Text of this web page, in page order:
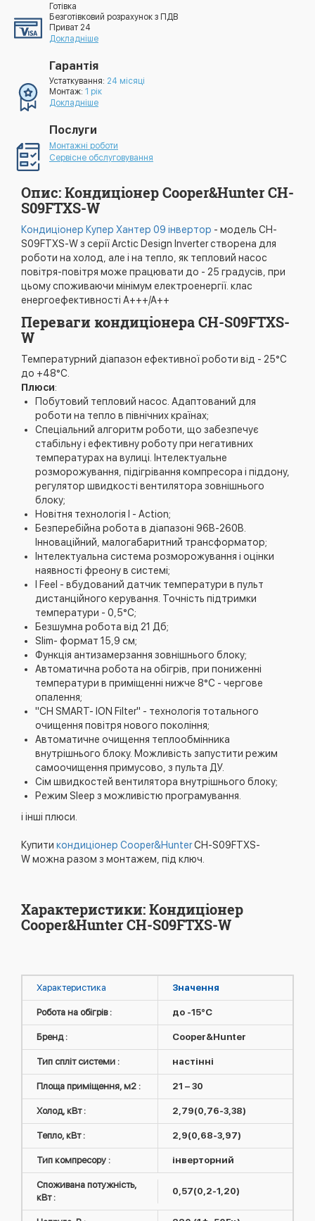
Готівка
Безготівковий розрахунок з ПДВ
Приват 24
Докладніше
Гарантія
Устаткування: 24 місяці
Монтаж: 1 рік
Докладніше
Послуги
Монтажні роботи
Сервісне обслуговування
Опис: Кондиціонер Cooper&Hunter CH-
S09FTXS-W
Кондиціонер Купер Хантер 09 інвертор - модель CH-
S09FTXS-W з серії Arctic Design Inverter створена для
роботи на холод, але і на тепло, як тепловий насос
повітря-повітря може працювати до - 25 градусів, при
цьому споживаючи мінімум електроенергії. клас
енергоефективності А+++/А++
Переваги кондиціонера CH-S09FTXS-
W
Температурний діапазон ефективної роботи від - 25°С
до +48°С.
Плюси:
Побутовий тепловий насос. Адаптований для
роботи на тепло в північних країнах;
Спеціальний алгоритм роботи, що забезпечує
стабільну і ефективну роботу при негативних
температурах на вулиці. Інтелектуальне
розморожування, підігрівання компресора і піддону,
регулятор швидкості вентилятора зовнішнього
блоку;
Новітня технологія I - Action;
Безперебійна робота в діапазоні 96В-260В.
Інноваційний, малогабаритний трансформатор;
Інтелектуальна система розморожування і оцінки
наявності фреону в системі;
I Feel - вбудований датчик температури в пульт
дистанційного керування. Точність підтримки
температури - 0,5°C;
Безшумна робота від 21 Дб;
Slim- формат 15,9 см;
Функція антизамерзання зовнішнього блоку;
Автоматична робота на обігрів, при пониженні
температури в приміщенні нижче 8°C - чергове
опалення;
"CH SMART- ION Filter" - технологія тотального
очищення повітря нового покоління;
Автоматичне очищення теплообмінника
внутрішнього блоку. Можливість запустити режим
самоочищення примусово, з пульта ДУ.
Сім швидкостей вентилятора внутрішнього блоку;
Режим Sleep з можливістю програмування.
і інші плюси.
Купити кондиціонер Cooper&HunterCH-S09FTXS-
W можна разом з монтажем, під ключ.
Характеристики: Кондиціонер
Cooper&Hunter CH-S09FTXS-W
Характеристика Значення
Робота на обігрів : до -15°C
Бренд : Cooper&Hunter
Тип спліт системи : настінні
Площа приміщення, м2 : 21 – 30
Холод, кВт : 2,79(0,76-3,38)
Тепло, кВт : 2,9(0,68-3,97)
Тип компресору : інверторний
Споживана потужність,
кВт :
0,57(0,2-1,20)